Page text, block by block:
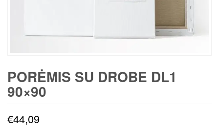
PORĖMIS SU DROBE DL1
90×90
€44,09